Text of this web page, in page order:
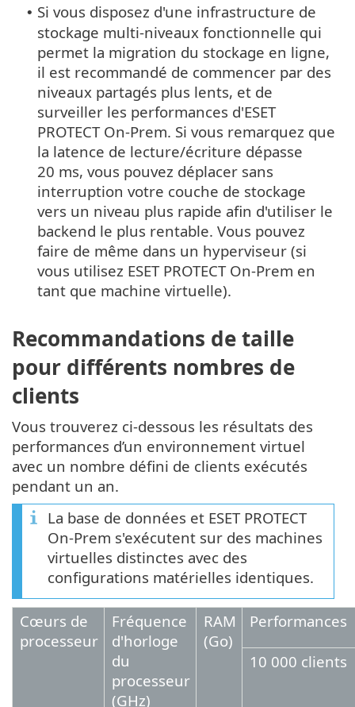
• Si vous disposez d'une infrastructure de
stockage multi-niveaux fonctionnelle qui
permet la migration du stockage en ligne,
il est recommandé de commencer par des
niveaux partagés plus lents, et de
surveiller les performances d'ESET
PROTECT On-Prem. Si vous remarquez que
la latence de lecture/écriture dépasse
20 ms, vous pouvez déplacer sans
interruption votre couche de stockage
vers un niveau plus rapide afin d'utiliser le
backend le plus rentable. Vous pouvez
faire de même dans un hyperviseur (si
vous utilisez ESET PROTECT On-Prem en
tant que machine virtuelle).
Recommandations de taille
pour différents nombres de
clients
Vous trouverez ci-dessous les résultats des
performances d’un environnement virtuel
avec un nombre défini de clients exécutés
pendant un an.
La base de données et ESET PROTECT
On-Prem s'exécutent sur des machines
virtuelles distinctes avec des
configurations matérielles identiques.
Cœurs de
processeur
Fréquence
d'horloge
du
processeur
(GHz)
RAM
(Go)
Performances
10 000 clients